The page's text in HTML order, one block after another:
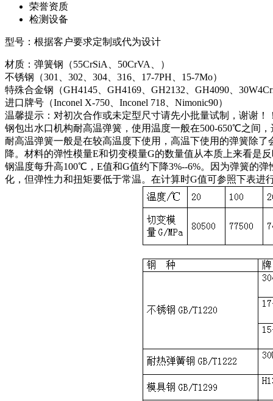
荣誉资质
检测设备
型号：根据客户要求定制或代为设计
材质：弹簧钢（55CrSiA、50CrVA、）
不锈钢（301、302、304、316、17-7PH、15-7Mo）
特殊合金钢（GH4145、GH4169、GH2132、GH4090、
进口牌号（Inconel X-750、Inconel 718、Nimonic90）
温馨提示：对初次合作或未定型尺寸请先小批量试制，谢谢！
钢包出水口机构耐高温弹簧，使用温度一般在500-650℃之间
耐高温弹簧一般是在较高温度下使用，高温下使用的弹簧除
降。材料的弹性模量E和切变模量G的数量值从本质上来看是
钢温度每升高100℃，E值和G值约下降3%--6%。因为弹簧的
化，但弹性力和扭矩要低于常温。在计算时G值可参照下表进